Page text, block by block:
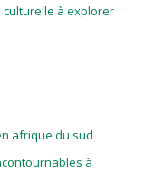
culturelle à explorer
afrique du sud
à